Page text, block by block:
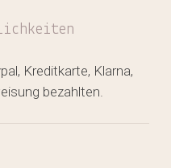
Kreditkarte, Klarna,
bezahlten.